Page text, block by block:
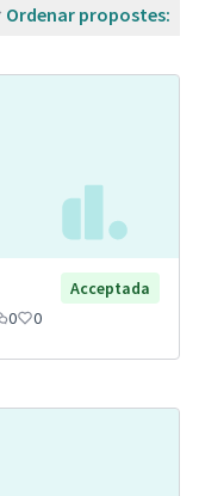
Ordenar propostes:
Acceptada
0 0